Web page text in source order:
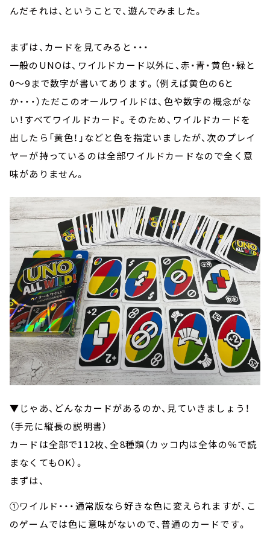
んだそれは、ということで、遊んでみました。
まずは、カードを見てみると・・・
一般のUNOは、ワイルドカード以外に、赤・青・黄色・緑と
0～9まで数字が書いてあります。（例えば黄色の6と
か・・・）ただこのオールワイルドは、色や数字の概念がな
い！すべてワイルドカード。そのため、ワイルドカードを
出したら「黄色！」などと色を指定いましたが、次のプレイ
ヤーが持っているのは全部ワイルドカードなので全く意
味がありません。
▼じゃあ、どんなカードがあるのか、見ていきましょう！
（手元に縦長の説明書）
カードは全部で112枚、全8種類（カッコ内は全体の％で読
まなくてもOK）。
まずは、
①ワイルド・・・通常版なら好きな色に変えられますが、こ
のゲームでは色に意味がないので、普通のカードです。